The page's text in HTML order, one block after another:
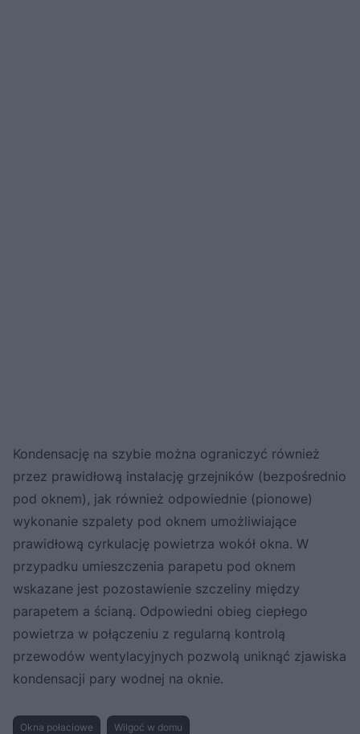
Kondensację na szybie można ograniczyć również
przez prawidłową instalację grzejników (bezpośrednio
pod oknem), jak również odpowiednie (pionowe)
wykonanie szpalety pod oknem umożliwiające
prawidłową cyrkulację powietrza wokół okna. W
przypadku umieszczenia parapetu pod oknem
wskazane jest pozostawienie szczeliny między
parapetem a ścianą. Odpowiedni obieg ciepłego
powietrza w połączeniu z regularną kontrolą
przewodów wentylacyjnych pozwolą uniknąć zjawiska
kondensacji pary wodnej na oknie.
Okna połaciowe Wilgoć w domu